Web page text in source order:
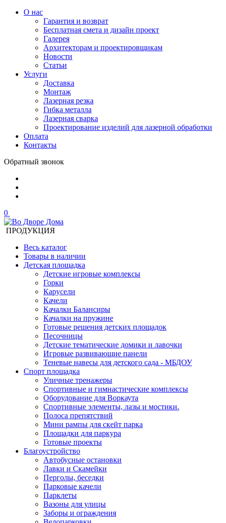
О нас
Гарантия и возврат
Бесплатная смета и дизайн проект
Галерея
Архитекторам и проектировщикам
Новости
Статьи
Услуги
Доставка
Монтаж
Лазерная резка
Гибка металла
Лазерная сварка
Проектирование изделий для лазерной обработки
Оплата
Контакты
Обратный звонок
0
ПРОДУКЦИЯ
Весь каталог
Товары в наличии
Детская площадка
Детские игровые комплексы
Горки
Карусели
Качели
Качалки Балансиры
Качалки на пружине
Готовые решения детских площадок
Песочницы
Детские тематические домики и лавочки
Игровые развивающие панели
Теневые навесы для детского сада - МБДОУ
Спорт площадка
Уличные тренажеры
Спортивные и гимнастические комплексы
Оборудование для Воркаута
Спортивные элементы, лазы и мостики.
Полоса препятствий
Мини рампы для скейт парка
Площадки для паркура
Готовые проекты
Благоустройство
Автобусные остановки
Лавки и Скамейки
Перголы, беседки
Парковые качели
Парклеты
Вазоны для улицы
Заборы и ограждения